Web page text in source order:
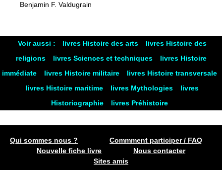
Benjamin F. Valdugrain
Voir aussi : livres Histoire des arts
livres Histoire des
religions
livres Sciences et techniques
livres Histoire
immédiate
livres Histoire militaire
livres Histoire transversale
livres Histoire maritime
livres Mythologies
livres
Historiographie
livres Préhistoire
Qui sommes nous ?
Commment participer / FAQ
Nouvelle fiche livre
Nous contacter
Sites amis